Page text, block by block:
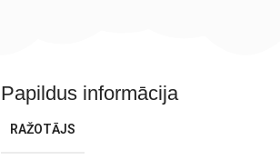
Papildus informācija
RAŽOTĀJS